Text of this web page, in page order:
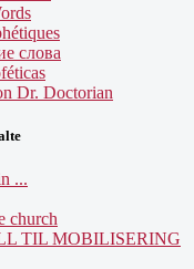
слова
Dr. Doctorian
...
church
TIL MOBILISERING